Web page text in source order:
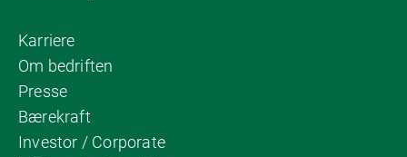
Karriere
Om bedriften
Presse
Bærekraft
Investor / Corporate